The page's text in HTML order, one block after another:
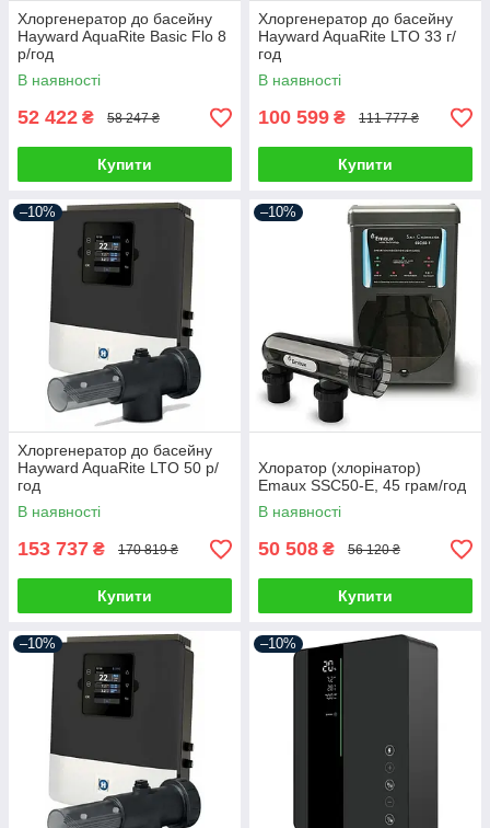
Хлоргенератор до басейну
Hayward AquaRite Basic Flo 8
р/год
В наявності
52 422 ₴ 58 247 ₴
Купити
Хлоргенератор до басейну
Hayward AquaRite LTO 33 г/
год
В наявності
100 599 ₴ 111 777 ₴
Купити
–10%
Хлоргенератор до басейну
Hayward AquaRite LTO 50 р/
год
В наявності
153 737 ₴ 170 819 ₴
Купити
–10%
Хлоратор (хлорінатор)
Emaux SSC50-E, 45 грам/год
В наявності
50 508 ₴ 56 120 ₴
Купити
–10% –10%